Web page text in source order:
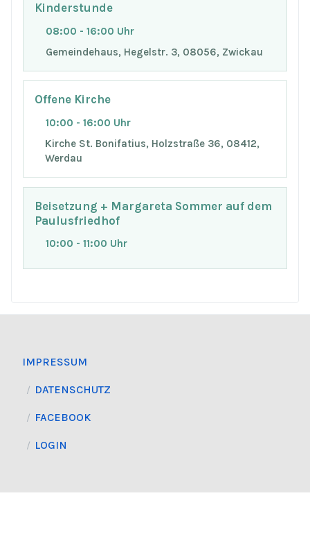
Kinderstunde
08:00 - 16:00 Uhr
Gemeindehaus, Hegelstr. 3, 08056, Zwickau
Offene Kirche
10:00 - 16:00 Uhr
Kirche St. Bonifatius, Holzstraße 36, 08412,
Werdau
Beisetzung + Margareta Sommer auf dem
Paulusfriedhof
10:00 - 11:00 Uhr
IMPRESSUM
DATENSCHUTZ
FACEBOOK
LOGIN